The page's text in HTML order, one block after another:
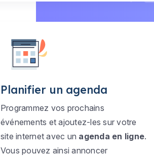
Planifier un agenda
Programmez vos prochains
événements et ajoutez-les sur votre
site internet avec un agenda en ligne.
Vous pouvez ainsi annoncer